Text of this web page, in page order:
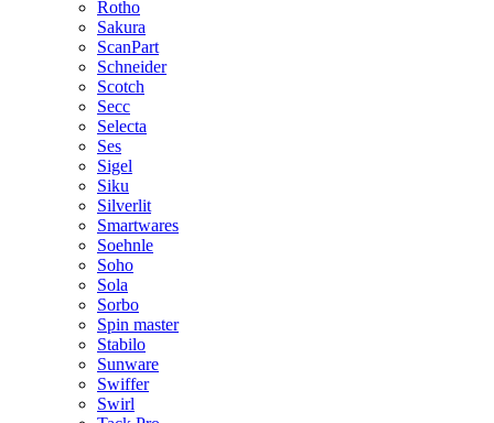
Rotho
Sakura
ScanPart
Schneider
Scotch
Secc
Selecta
Ses
Sigel
Siku
Silverlit
Smartwares
Soehnle
Soho
Sola
Sorbo
Spin master
Stabilo
Sunware
Swiffer
Swirl